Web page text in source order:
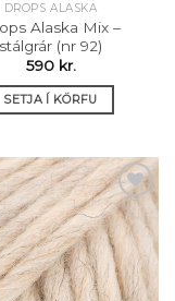
DROPS ALASKA
Alaska Mix –
stálgrár (nr 92)
590 kr.
SETJA Í KÖRFU
Setja á
óskalista